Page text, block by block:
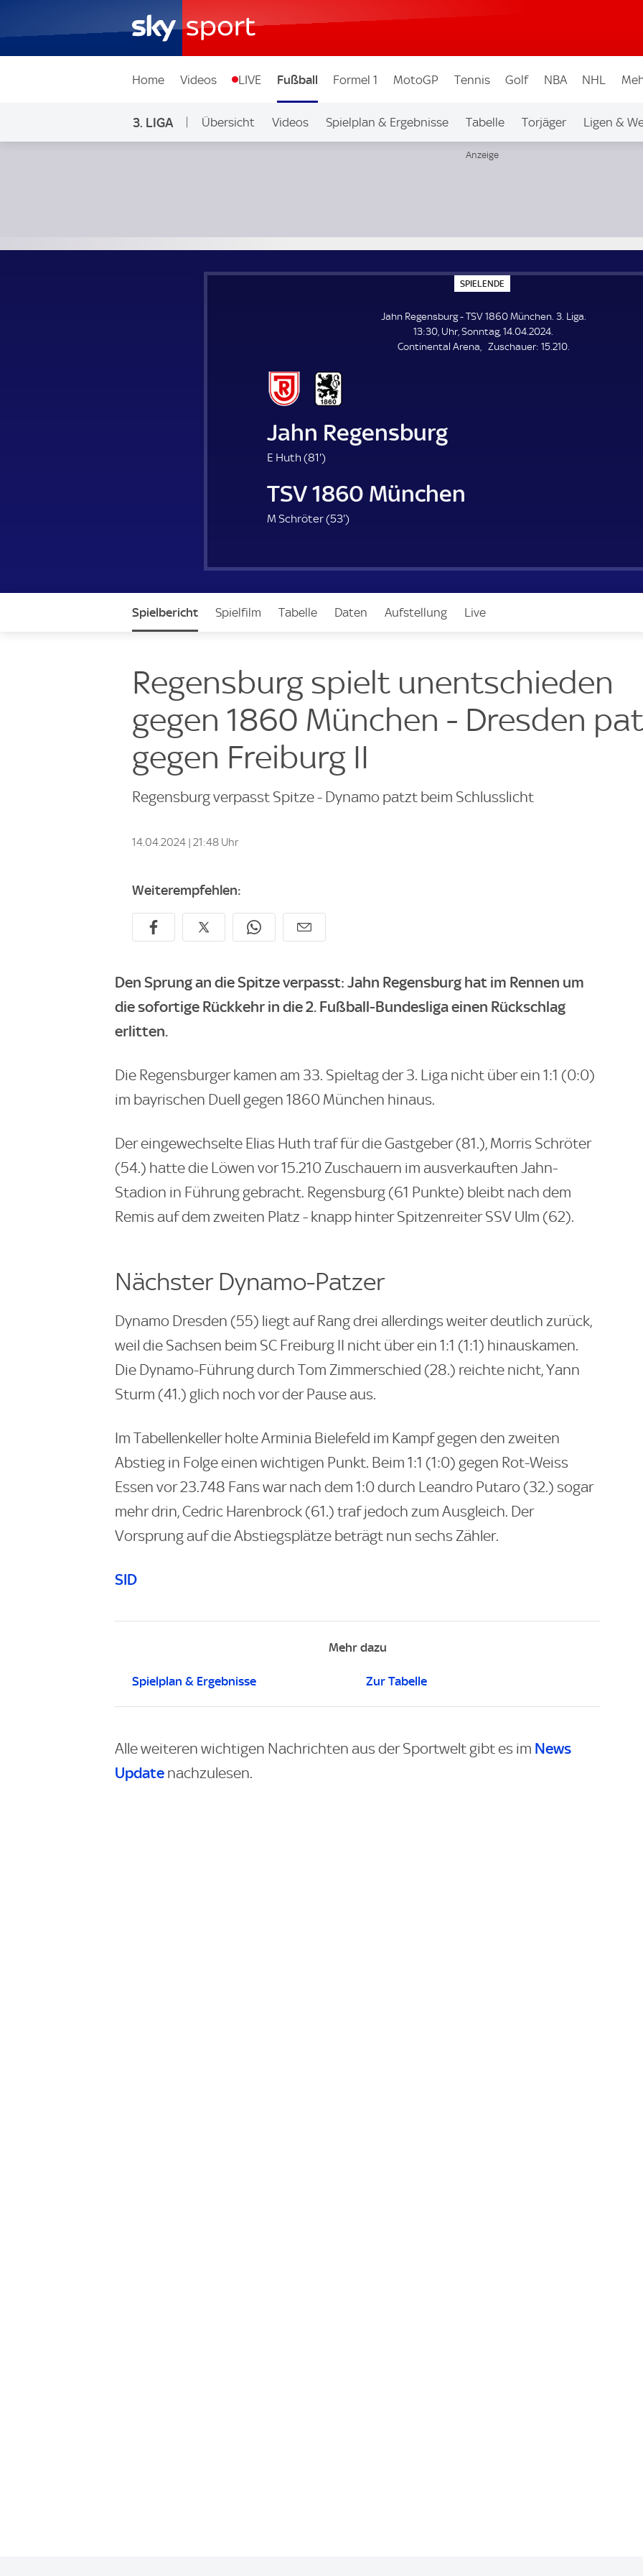
Home Videos LIVE Fußball Formel 1 MotoGP Tennis Golf NBA NHL
3. LIGA Übersicht Videos Spielplan & Ergebnisse Tabelle Torjäger Ligen &
SPIELENDE
P
E
L
E
N
Jahn Regensburg - TSV 1860 München. 3. Liga.
13:30, Uhr, Sonntag, 14.04.2024.
Continental Arena
Zuschauer: Z
15.210.
Jahn Regensburg
E Huth (81'8
.
m
i
t
)
TSV 1860 München
M Schröter (53'5
m
n
u
)
Spielbericht Spielfilm Tabelle Daten Aufstellung Live
Regensburg spielt unentschieden
gegen 1860 München - Dresden
gegen Freiburg II
Regensburg verpasst Spitze - Dynamo patzt beim Schlusslicht
14.04.2024 | 21:48 Uhr
Weiterempfehlen:
Den Sprung an die Spitze verpasst: Jahn Regensburg hat im Rennen um
die sofortige Rückkehr in die 2. Fußball-Bundesliga einen Rückschlag
erlitten.
Die Regensburger kamen am 33. Spieltag der 3. Liga nicht über ein 1:1 (0:0)
im bayrischen Duell gegen 1860 München hinaus.
Der eingewechselte Elias Huth traf für die Gastgeber (81.), Morris Schröter
(54.) hatte die Löwen vor 15.210 Zuschauern im ausverkauften Jahn-
Stadion in Führung gebracht. Regensburg (61 Punkte) bleibt nach dem
Remis auf dem zweiten Platz - knapp hinter Spitzenreiter SSV Ulm (62).
Nächster Dynamo-Patzer
Dynamo Dresden (55) liegt auf Rang drei allerdings weiter deutlich zurück,
weil die Sachsen beim SC Freiburg II nicht über ein 1:1 (1:1) hinauskamen.
Die Dynamo-Führung durch Tom Zimmerschied (28.) reichte nicht, Yann
Sturm (41.) glich noch vor der Pause aus.
Im Tabellenkeller holte Arminia Bielefeld im Kampf gegen den zweiten
Abstieg in Folge einen wichtigen Punkt. Beim 1:1 (1:0) gegen Rot-Weiss
Essen vor 23.748 Fans war nach dem 1:0 durch Leandro Putaro (32.) sogar
mehr drin, Cedric Harenbrock (61.) traf jedoch zum Ausgleich. Der
Vorsprung auf die Abstiegsplätze beträgt nun sechs Zähler.
SID
Mehr dazu
Spielplan & Ergebnisse Zur Tabelle
Alle weiteren wichtigen Nachrichten aus der Sportwelt gibt es im News
Update nachzulesen.